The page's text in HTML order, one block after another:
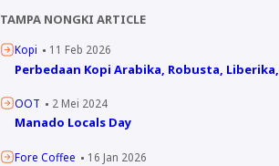
TAMPA NONGKI ARTICLE
Kopi 11 Feb 2026
Perbedaan Kopi Arabika, Robusta,
OOT 2 Mei 2024
Manado Locals Day
Fore Coffee 16 Jan 2026